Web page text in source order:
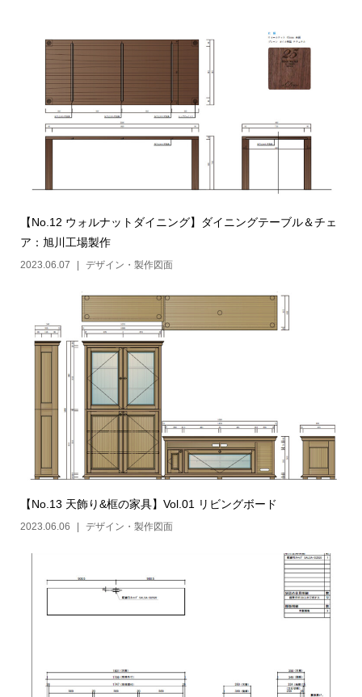
【No.12 ウォルナットダイニング】ダイニングテーブル＆チェ
ア：旭川工場製作
2023.06.07 デザイン・製作図面
【No.13 天飾り&框の家具】Vol.01 リビングボード
2023.06.06 デザイン・製作図面